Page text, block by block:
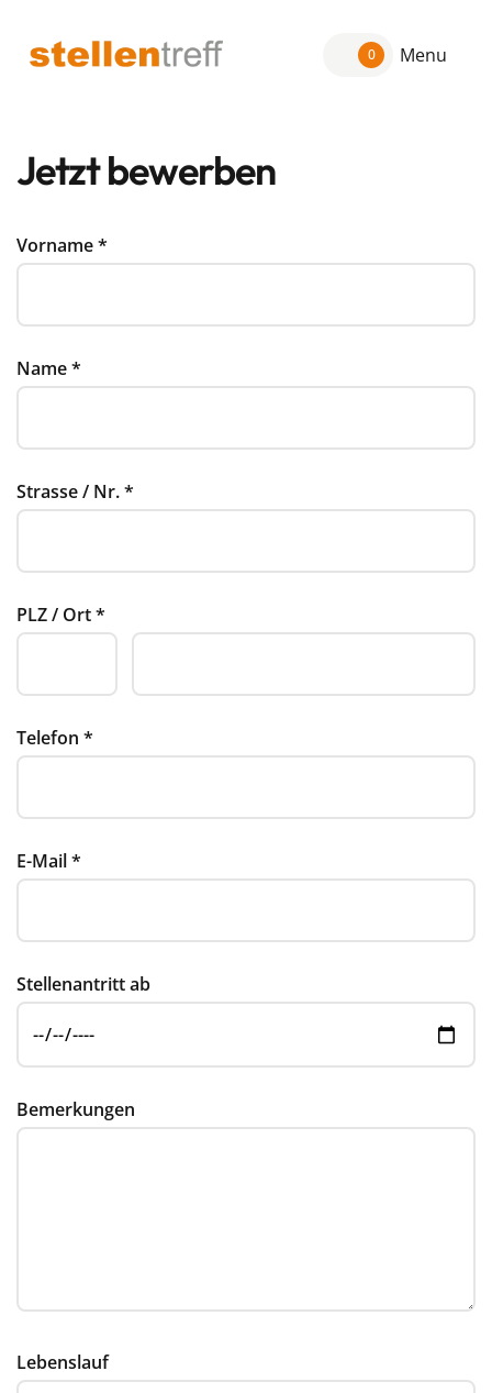
0 Menu
Jetzt bewerben
Vorname*
Name*
Strasse / Nr.*
PLZ / Ort*
Telefon *
E-Mail*
Stellenantritt ab
Bemerkungen
Lebenslauf